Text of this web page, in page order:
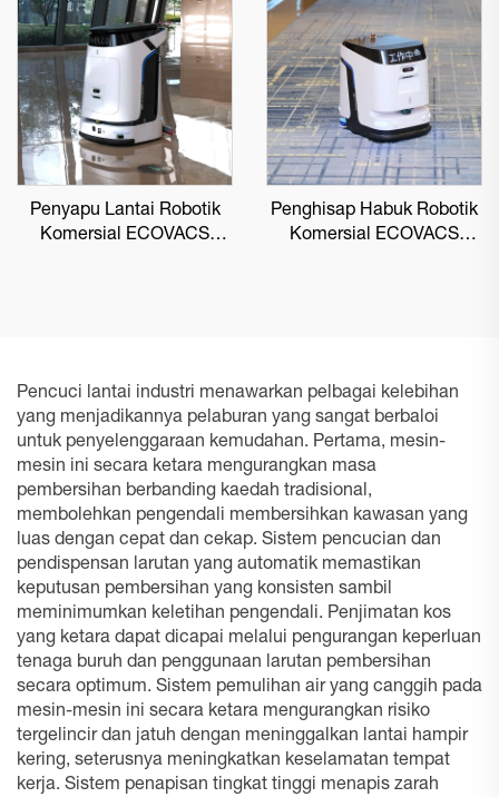
Penyapu Lantai Robotik
Komersial ECOVACS
Penghisap Habuk Robotik
Komersial ECOVACS
Pencuci lantai industri menawarkan pelbagai kelebihan
yang menjadikannya pelaburan yang sangat berbaloi
untuk penyelenggaraan kemudahan. Pertama, mesin-
mesin ini secara ketara mengurangkan masa
pembersihan berbanding kaedah tradisional,
membolehkan pengendali membersihkan kawasan yang
luas dengan cepat dan cekap. Sistem pencucian dan
pendispensan larutan yang automatik memastikan
keputusan pembersihan yang konsisten sambil
meminimumkan keletihan pengendali. Penjimatan kos
yang ketara dapat dicapai melalui pengurangan keperluan
tenaga buruh dan penggunaan larutan pembersihan
secara optimum. Sistem pemulihan air yang canggih pada
mesin-mesin ini secara ketara mengurangkan risiko
tergelincir dan jatuh dengan meninggalkan lantai hampir
kering, seterusnya meningkatkan keselamatan tempat
kerja. Sistem penapisan tingkat tinggi menapis zarah